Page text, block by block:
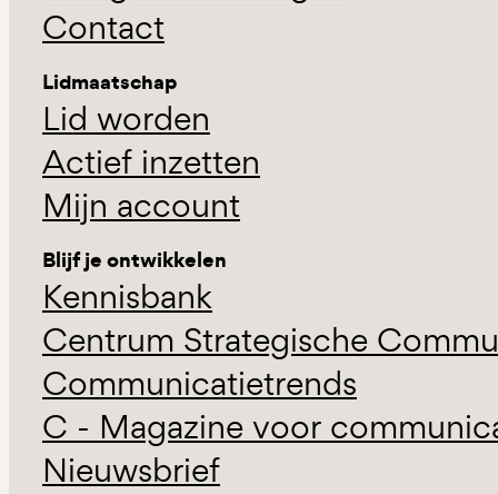
Contact
Lidmaatschap
Lid worden
Actief inzetten
Mijn account
Blijf je ontwikkelen
Kennisbank
Centrum Strategische
Communicatietrends
C - Magazine voor
Nieuwsbrief